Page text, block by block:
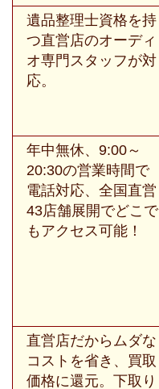
遺品整理士資格を持
つ直営店のオーディ
オ専門スタッフが対
応。
年中無休、9:00～
20:30の営業時間で
電話対応、全国直営
43店舗展開でどこで
もアクセス可能！
直営店だからムダな
コストを省き、買取
価格に還元。下取り